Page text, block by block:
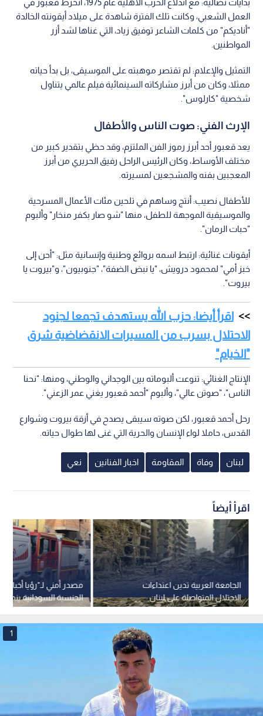
التعليم الأكاديمي: درس في الكلية البطريركية ومدرسة البر
والإحسان، قبل أن يصقل موهبته أكاديميا بتخرجه من معهد
الفنون الجميلة بالجامعة اللبنانية عام 1978.
العمل الشعبي، وكانت تلك الفترة شاهدة على ميلاد أيقونته الخالدة
"أناديكم" من كلمات الشاعر توفيق زياد، التي غناها لشد أزر
المواطنين.
التمثيل والإعلام: لم تقتصر موهبته على الموسيقى، بل بدأ حياته
ممثلا، وكان من أبرز مشاركاته السينمائية فيلم عالمي يتناول
شخصية "كارلوس".
الإرث الفني: صوت الناس والأطفال
يعد قعبور أحد أبرز رموز الفن الملتزم، وقد حظي بتقدير كبير من
مختلف الأوساط، وكان الرئيس الراحل رفيق الحريري من أبرز
المعجبين بفنه والمشجعين لمسيرته.
للأطفال نصيب: أنتج وساهم في تلحين مئات الأعمال المسرحية
والموسيقية الموجهة للطفل، منها "شو صار بكفر منخار" وألبوم
"حبات الرمان".
أيقونات غنائية: ارتبط اسمه بروائع وطنية وإنسانية مثل: "أحن إلى
خبز أمي" لمحمود درويش، "يا نبض الضفة"، "جنوبيون"، و"بيروت يا
بيروت".
اقرأ أيضا: حزب الله يستهدف تجمعا لجنود
الاحتلال بسرب من المسيرات الانقضاضية شرق
"الخيام"
الإنتاج الغنائي: تنوعت ألبوماته بين الوجداني والوطني، ومنها: "نحنا
الناس"، "صوتن عالي"، وألبوم "أحمد قعبور يغني عمر الزعني".
رحل أحمد قعبور، لكن صوته سيبقى يصدح في أزقة بيروت وشوارع
المقاومة اخبار الفنانين